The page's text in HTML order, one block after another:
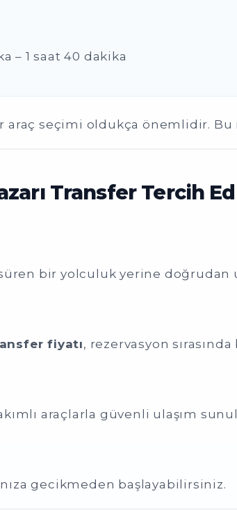
– 1 saat 40 dakika
seçimi oldukça önemlidir.
Transfer Tercih
bir yolculuk yerine doğrudan
fiyatı, rezervasyon
araçlarla güvenli ulaşım
gecikmeden başlayabilirsiniz.